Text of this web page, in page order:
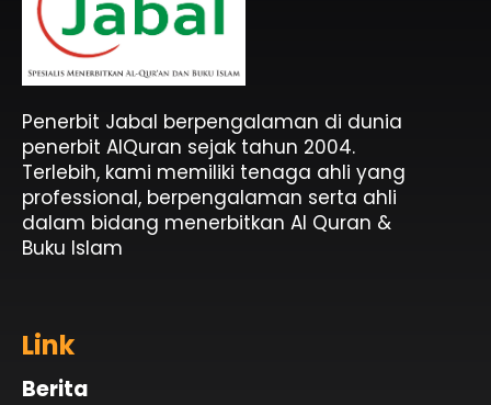
Penerbit Al Quran Jabal
Penerbit Al Quran & Buku Islam Berpengalaman Sejak 2004
Penerbit Jabal berpengalaman di dunia
penerbit AlQuran sejak tahun 2004.
Terlebih, kami memiliki tenaga ahli yang
professional, berpengalaman serta ahli
dalam bidang menerbitkan Al Quran &
Buku Islam
Link
Berita